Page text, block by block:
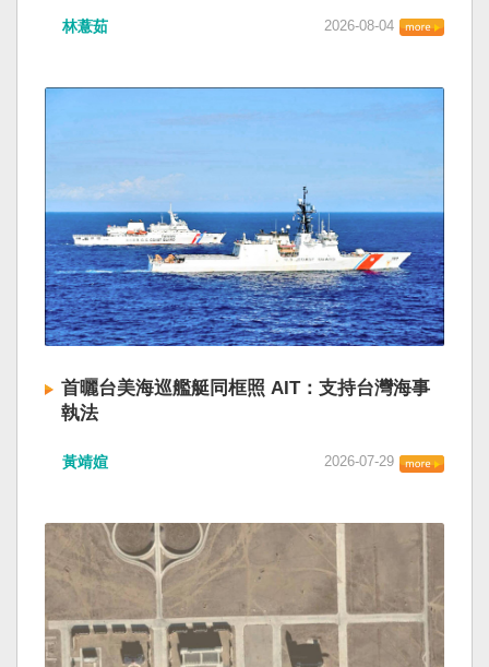
林薏茹 2026-08-04
首曬台美海巡艦艇同框照 AIT：支持台灣海事
執法
黃靖媗 2026-07-29